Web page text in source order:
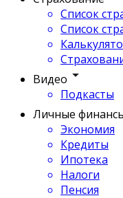
Список
Список
Видео
Подкасты
Личные
Экономия
Кредиты
Ипотека
Налоги
Пенсия